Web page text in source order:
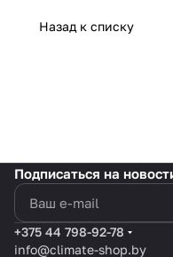
Назад к списку
Подписаться на
+375 44 798-92-78
info@climate-shop.by